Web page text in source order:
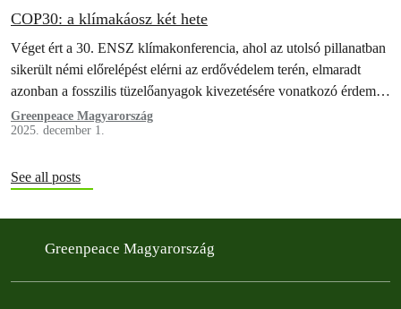
COP30: a klímakáosz két hete
Véget ért a 30. ENSZ klímakonferencia, ahol az utolsó pillanatban
sikerült némi előrelépést elérni az erdővédelem terén, elmaradt
azonban a fosszilis tüzelőanyagok kivezetésére vonatkozó érdemi
megállapodás.
Greenpeace Magyarország
2025. december 1.
See all posts
Greenpeace Magyarország